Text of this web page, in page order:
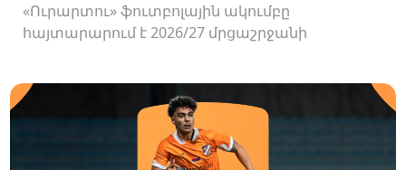
«Ուրարտու» ֆուտբոլային ակումբը
հայտարարում է 2026/27 մրցաշրջանի
մեկնարկի մասին։